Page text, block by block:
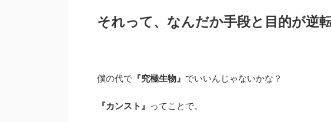
それって、なんだか手段と目的が逆
僕の代で 『究極生物』 でいいんじゃないかな？
『カンスト』 ってことで。